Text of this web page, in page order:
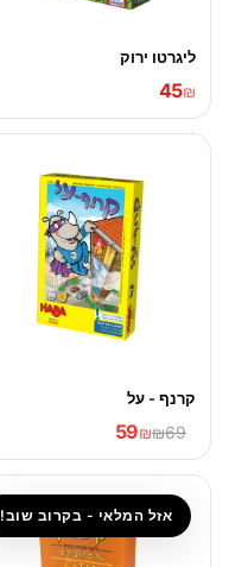
ליגרטו ירוק
₪
45
קרנף - על
₪69
₪
59
אזל המלאי - בקרוב שוב!